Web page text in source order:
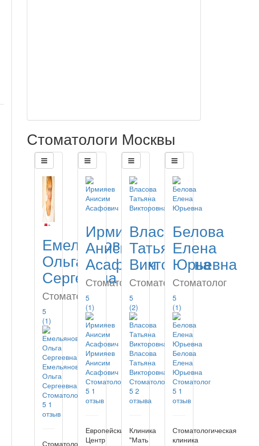
Стоматологи Москвы
Емельянова
Ольга
Сергеевна
Стоматолог
5
(1)
Емельянова
Ольга
Сергеевна
Стоматолог
5 1
отзыв
Стоматология
Ирмияев
Анисим
Асафович
Стоматолог
5
(1)
Ирмияев
Анисим
Асафович
Стоматолог
5 1
отзыв
Европейский
Центр
Власова
Татьяна
Викторовна
Стоматолог
5
(2)
Власова
Татьяна
Викторовна
Стоматолог
5 2
отзыва
Клиника
"Мать
Белова
Елена
Юрьевна
Стоматолог
5
(1)
Белова
Елена
Юрьевна
Стоматолог
5 1
отзыв
Стоматологическая
клиника